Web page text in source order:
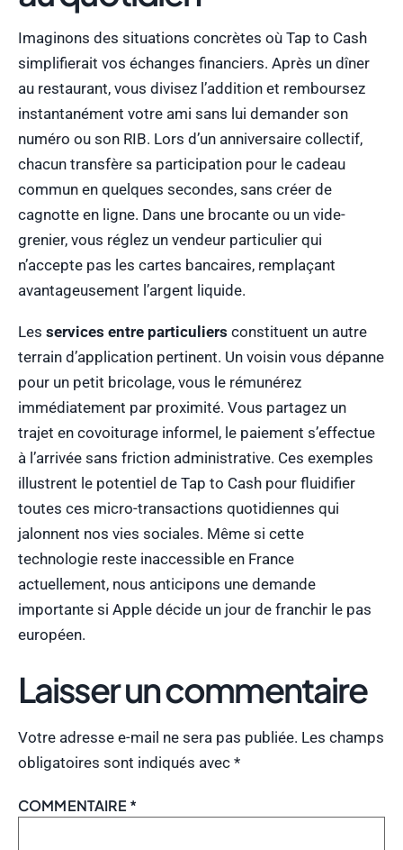
Imaginons des situations concrètes où Tap to Cash
simplifierait vos échanges financiers. Après un dîner
au restaurant, vous divisez l’addition et remboursez
instantanément votre ami sans lui demander son
numéro ou son RIB. Lors d’un anniversaire collectif,
chacun transfère sa participation pour le cadeau
commun en quelques secondes, sans créer de
cagnotte en ligne. Dans une brocante ou un vide-
grenier, vous réglez un vendeur particulier qui
n’accepte pas les cartes bancaires, remplaçant
avantageusement l’argent liquide.
Les services entre particuliers constituent un autre
terrain d’application pertinent. Un voisin vous dépanne
pour un petit bricolage, vous le rémunérez
immédiatement par proximité. Vous partagez un
trajet en covoiturage informel, le paiement s’effectue
à l’arrivée sans friction administrative. Ces exemples
illustrent le potentiel de Tap to Cash pour fluidifier
toutes ces micro-transactions quotidiennes qui
jalonnent nos vies sociales. Même si cette
technologie reste inaccessible en France
actuellement, nous anticipons une demande
importante si Apple décide un jour de franchir le pas
européen.
Laisser un commentaire
Votre adresse e-mail ne sera pas publiée. Les champs
obligatoires sont indiqués avec *
COMMENTAIRE *